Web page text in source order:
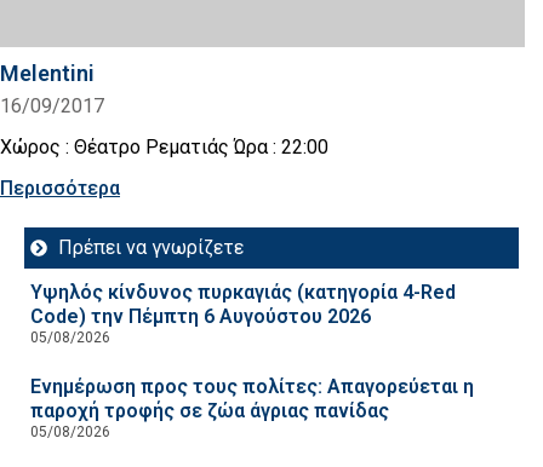
Melentini
16/09/2017
Χώρος : Θέατρο Ρεματιάς Ώρα : 22:00
Περισσότερα
Πρέπει να γνωρίζετε
Υψηλός κίνδυνος πυρκαγιάς (κατηγορία 4-Red
Code) την Πέμπτη 6 Αυγούστου 2026
05/08/2026
Ενημέρωση προς τους πολίτες: Απαγορεύεται η
παροχή τροφής σε ζώα άγριας πανίδας
05/08/2026